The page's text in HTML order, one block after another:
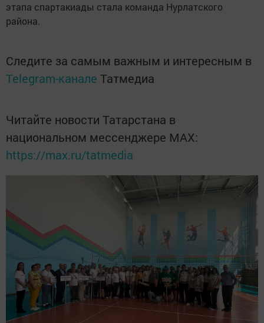
этапа спартакиады стала команда Нурлатского
района.
Следите за самым важным и интересным в
Telegram-канале Татмедиа
Читайте новости Татарстана в
национальном мессенджере MАХ:
https://max.ru/tatmedia